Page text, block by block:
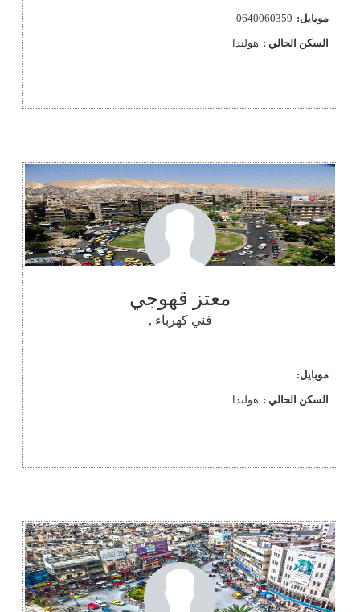
موبايل: 0640060359
السكن الحالي : هولندا
معتز قهوجي
فني كهرباء ,
موبايل:
السكن الحالي : هولندا